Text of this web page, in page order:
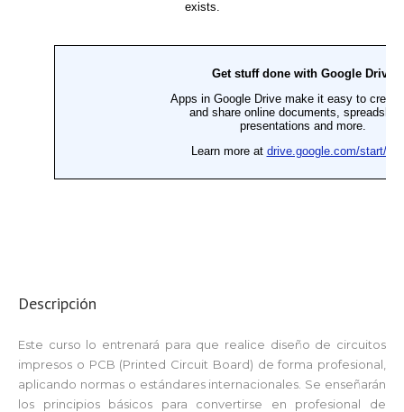
Descripción
Este curso lo entrenará para que realice diseño de circuitos
impresos o PCB (Printed Circuit Board) de forma profesional,
aplicando normas o estándares internacionales. Se enseñarán
los principios básicos para convertirse en profesional de